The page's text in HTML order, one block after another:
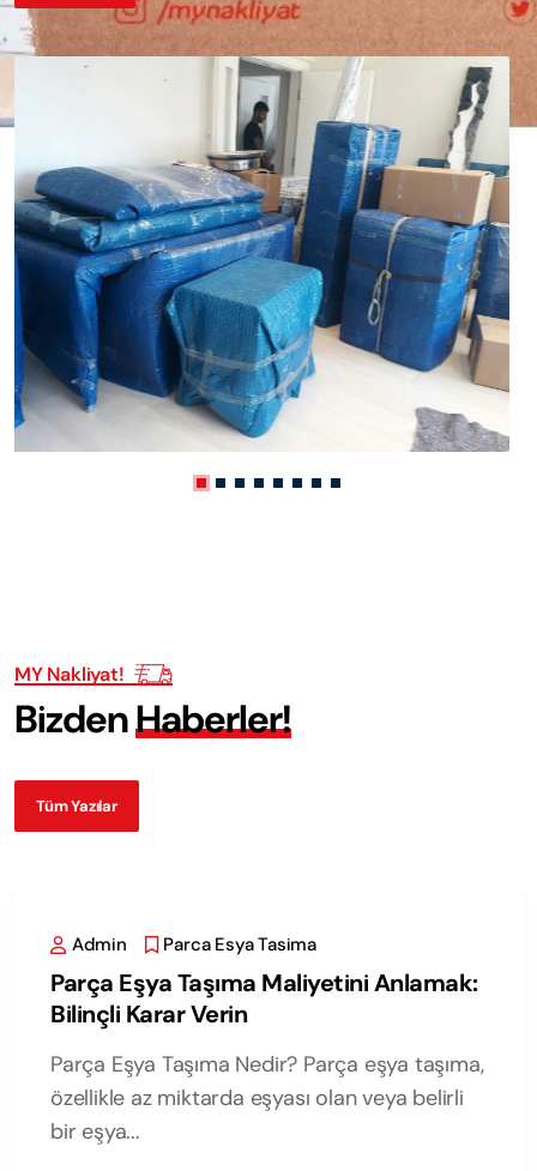
MY Nakliyat!
BizdenHaberler!
Tüm Yazılar
Admin Parca Esya Tasima
Parça Eşya Taşıma Maliyetini Anlamak:
Bilinçli Karar Verin
Parça Eşya Taşıma Nedir? Parça eşya taşıma,
özellikle az miktarda eşyası olan veya belirli
bir eşya...